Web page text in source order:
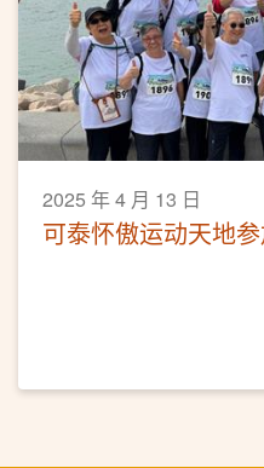
2025 年 4 月 13 日
可泰怀傲运动天地